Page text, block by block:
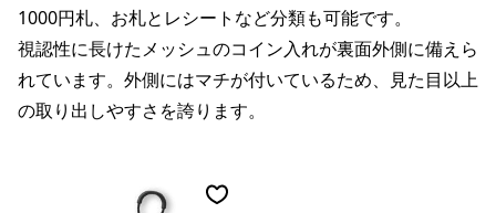
1000円札、お札とレシートなど分類も可能です。
視認性に長けたメッシュのコイン入れが裏面外側に備えら
れています。外側にはマチが付いているため、見た目以上
の取り出しやすさを誇ります。